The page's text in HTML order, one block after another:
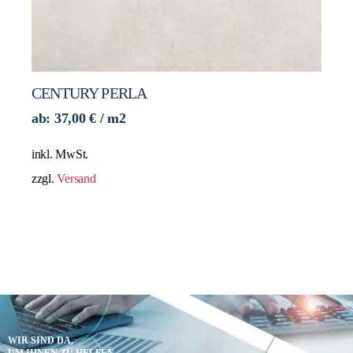
CENTURY PERLA
ab: 37,00€ / m2
inkl. MwSt.
zzgl.Versand
WIR SIND DA,